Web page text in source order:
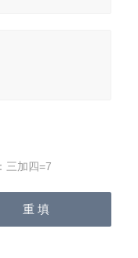
三加四=7